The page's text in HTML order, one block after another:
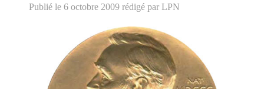
Publié le 6 octobre 2009 rédigé par LPN